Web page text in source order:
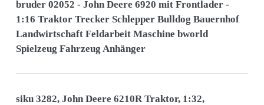
bruder 02052 - John Deere 6920 mit Frontlader -
1:16 Traktor Trecker Schlepper Bulldog Bauernhof
Landwirtschaft Feldarbeit Maschine bworld
Spielzeug Fahrzeug Anhänger
siku 3282, John Deere 6210R Traktor, 1:32,